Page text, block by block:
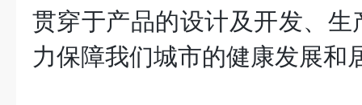
贯穿于产品的设计及开发、
力保障我们城市的健康发展和